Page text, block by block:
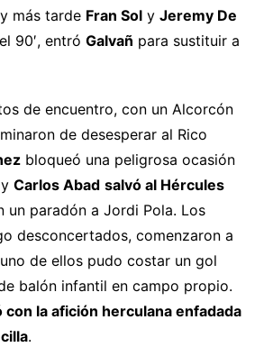
más tarde Fran Soly Jeremy De
90′, entró Galvañ para sustituir a
de encuentro, con un Alcorcón
de desesperar al Rico
bloqueó una peligrosa ocasión
Carlos Abad salvó al Hércules
un paradón a Jordi Pola. Los
desconcertados, comenzaron a
de ellos pudo costar un gol
balón infantil en campo propio.
con la afición herculana enfadada
.